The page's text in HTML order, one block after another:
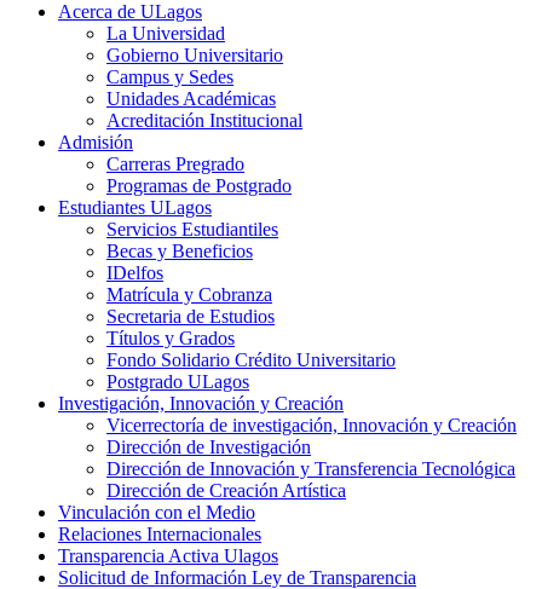
Acerca de ULagos
La Universidad
Gobierno Universitario
Campus y Sedes
Unidades Académicas
Acreditación Institucional
Admisión
Carreras Pregrado
Programas de Postgrado
Estudiantes ULagos
Servicios Estudiantiles
Becas y Beneficios
IDelfos
Matrícula y Cobranza
Secretaria de Estudios
Títulos y Grados
Fondo Solidario Crédito Universitario
Postgrado ULagos
Investigación, Innovación y Creación
Vicerrectoría de investigación, Innovación y Creación
Dirección de Investigación
Dirección de Innovación y Transferencia Tecnológica
Dirección de Creación Artística
Vinculación con el Medio
Relaciones Internacionales
Transparencia Activa Ulagos
Solicitud de Información Ley de Transparencia